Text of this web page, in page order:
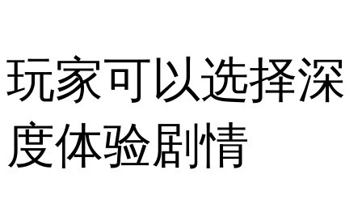
玩家可以选择深
度体验剧情